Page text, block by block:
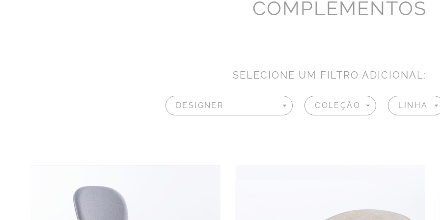
COMPLEMENTOS
SELECIONE UM FILTRO ADICIONAL: